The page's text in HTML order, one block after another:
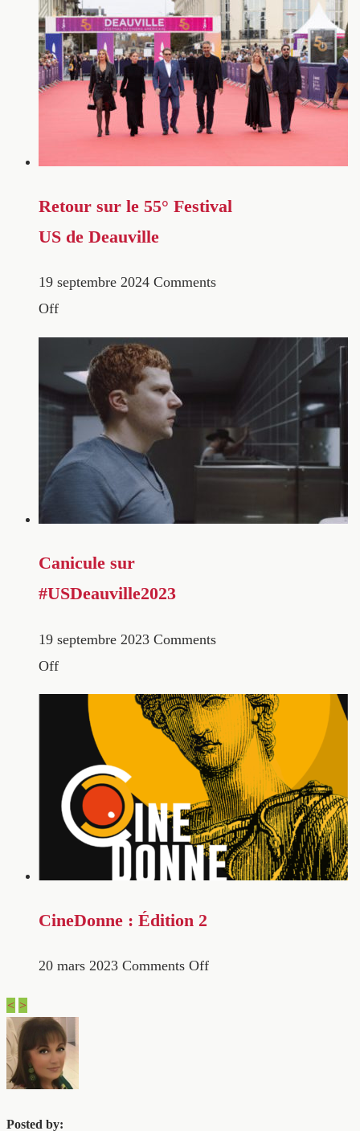
Retour sur le 55° Festival
US de Deauville
19 septembre 2024 Comments
Off
Canicule sur
#USDeauville2023
19 septembre 2023 Comments
Off
CineDonne : Édition 2
20 mars 2023 Comments Off
< >
Posted by: